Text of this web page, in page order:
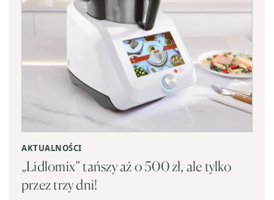
AKTUALNOŚCI
„Lidlomix” tańszy aż o 500 zł, ale tylko
przez trzy dni!